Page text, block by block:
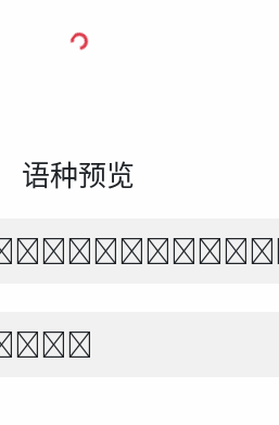
语种预览
brown